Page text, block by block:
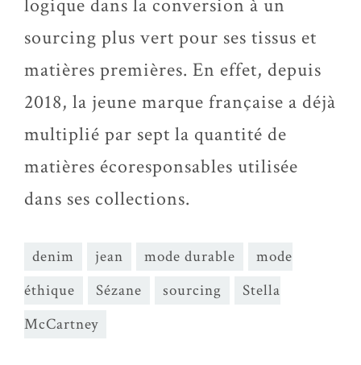
logique dans la conversion à un
sourcing plus vert pour ses tissus et
matières premières. En effet, depuis
2018, la jeune marque française a déjà
multiplié par sept la quantité de
matières écoresponsables utilisée
dans ses collections.
denim jean mode durable
mode
éthique
Sézane sourcing
Stella
McCartney